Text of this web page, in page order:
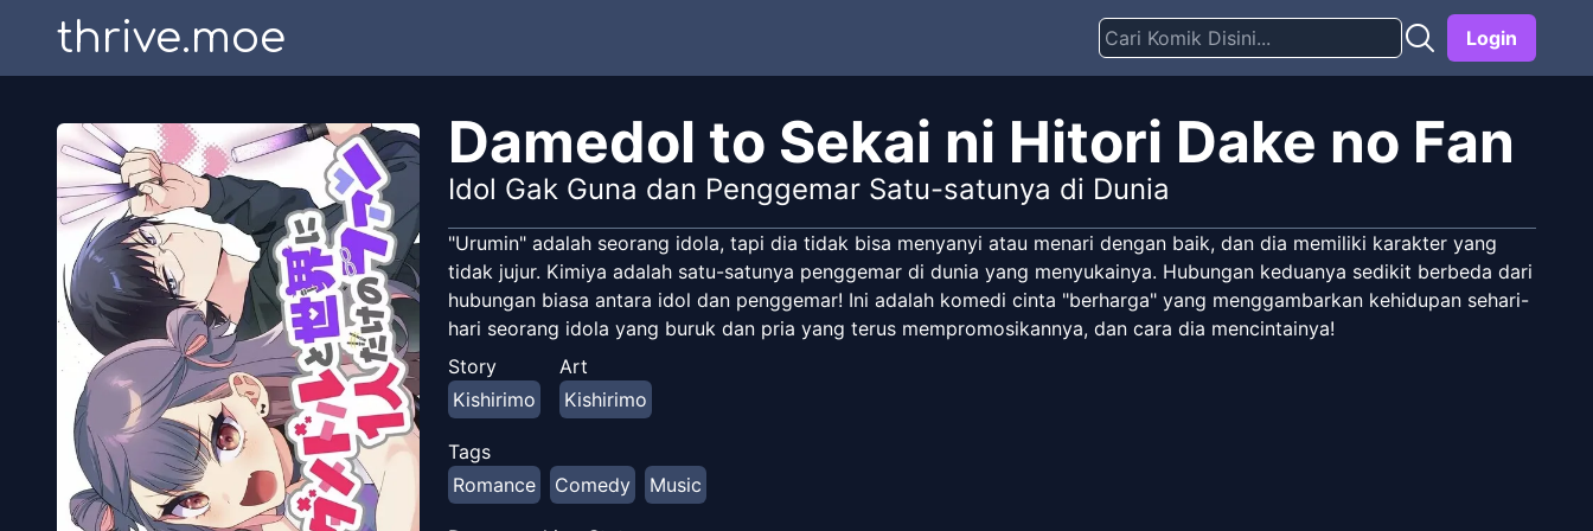
thrive.moe Login
Damedol to Sekai ni Hitori Dake no Fan
Idol Gak Guna dan Penggemar Satu-satunya di Dunia
"Urumin" adalah seorang idola, tapi dia tidak bisa menyanyi atau menari dengan baik, dan dia memiliki karakter yang
tidak jujur. Kimiya adalah satu-satunya penggemar di dunia yang menyukainya. Hubungan keduanya sedikit berbeda dari
hubungan biasa antara idol dan penggemar! Ini adalah komedi cinta "berharga" yang menggambarkan kehidupan sehari-
hari seorang idola yang buruk dan pria yang terus mempromosikannya, dan cara dia mencintainya!
Story
Kishirimo
Art
Kishirimo
Tags
Romance
Comedy Music